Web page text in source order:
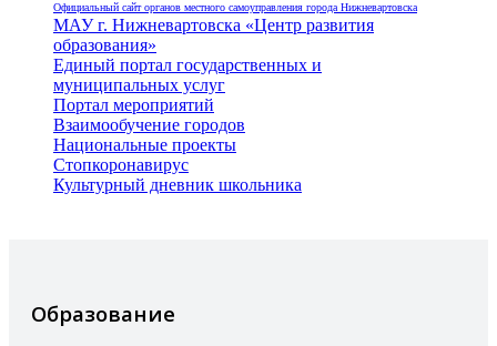
Официальный сайт органов местного самоуправления города Нижневартовска
МАУ г. Нижневартовска «Центр развития
образования»
Единый портал государственных и
муниципальных услуг
Портал мероприятий
Взаимообучение городов
Национальные проекты
Стопкоронавирус
Культурный дневник школьника
Образование